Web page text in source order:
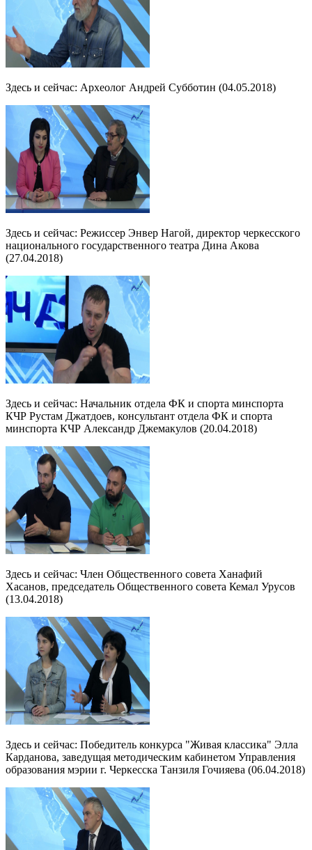
Здесь и сейчас: Археолог Андрей Субботин (04.05.2018)
Здесь и сейчас: Режиссер Энвер Нагой, директор черкесского
национального государственного театра Дина Акова
(27.04.2018)
Здесь и сейчас: Начальник отдела ФК и спорта минспорта
КЧР Рустам Джатдоев, консультант отдела ФК и спорта
минспорта КЧР Александр Джемакулов (20.04.2018)
Здесь и сейчас: Член Общественного совета Ханафий
Хасанов, председатель Общественного совета Кемал Урусов
(13.04.2018)
Здесь и сейчас: Победитель конкурса "Живая классика" Элла
Карданова, заведущая методическим кабинетом Управления
образования мэрии г. Черкесска Танзиля Гочияева (06.04.2018)